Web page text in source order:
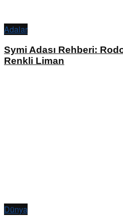
Adalar
Symi Adası Rehberi:
Renkli Liman
Dünya